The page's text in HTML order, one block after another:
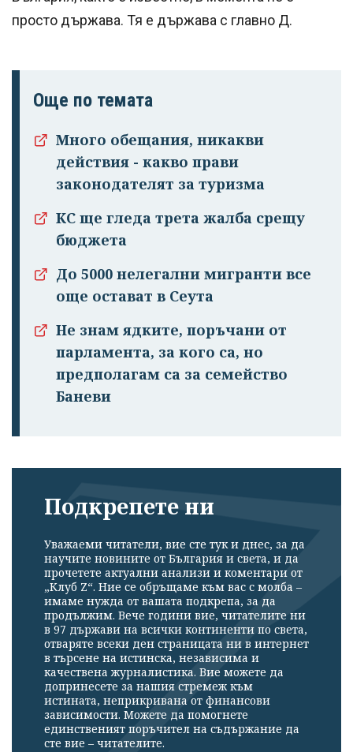
просто държава. Тя е държава с главно Д.
Още по темата
Много обещания, никакви
действия - какво прави
законодателят за туризма
КС ще гледа трета жалба срещу
бюджета
До 5000 нелегални мигранти все
още остават в Сеута
Не знам ядките, поръчани от
парламента, за кого са, но
предполагам са за семейство
Баневи
Подкрепете ни
Уважаеми читатели, вие сте тук и днес, за да
научите новините от България и света, и да
прочетете актуални анализи и коментари от
„Клуб Z“. Ние се обръщаме към вас с молба –
имаме нужда от вашата подкрепа, за да
продължим. Вече години вие, читателите ни
в 97 държави на всички континенти по света,
отваряте всеки ден страницата ни в интернет
в търсене на истинска, независима и
качествена журналистика. Вие можете да
допринесете за нашия стремеж към
истината, неприкривана от финансови
зависимости. Можете да помогнете
единственият поръчител на съдържание да
сте вие – читателите.